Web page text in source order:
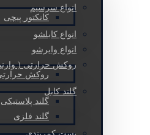
انواع سرسیم
کانکتور پیچی
انواع کابلشو
انواع وایرشو
روکش حرارتی (
روکش
گلند کابل
گلند پلاستیکی
گلند فلزی